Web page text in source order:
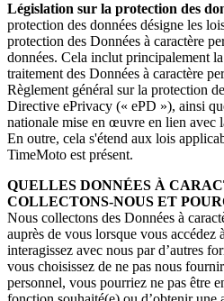
Législation sur la protection des
protection des données désigne les
protection des Données à caractère
données. Cela inclut principalement
traitement des Données à caractère
Règlement général sur la protection
Directive ePrivacy (« ePD »), ainsi
nationale mise en œuvre en lien avec
En outre, cela s'étend aux lois
TimeMoto est présent.
QUELLES DONNÉES À
COLLECTONS-NOUS ET
Nous collectons des Données à
auprès de vous lorsque vous accédez
interagissez avec nous par d’autres
vous choisissez de ne pas nous
personnel, vous pourriez ne pas être